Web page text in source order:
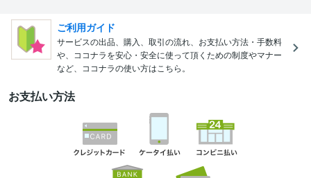
ご利用ガイド
サービスの出品、購入、取引の流れ、お支払い方法・手数料
や、ココナラを安心・安全に使って頂くための制度やマナー
など、ココナラの使い方はこちら。
お支払い方法